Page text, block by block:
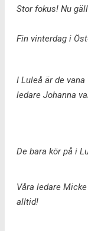
Stor fokus! Nu
Fin vinterdag i
I Luleå är de
ledare Johanna
De bara kör på i
Våra ledare
alltid!